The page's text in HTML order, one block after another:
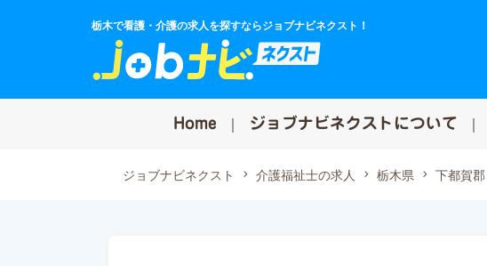
栃木で看護・介護の求人を探すならジョブナビネクスト！
Home ジョブナビネクストについて
ジョブナビネクスト 介護福祉士の求人 栃木県 下都賀郡